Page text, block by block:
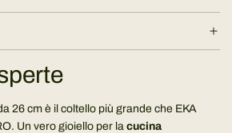
e
n
t
26 cm è il coltello più grande che EKA
Un vero gioiello per la cucina